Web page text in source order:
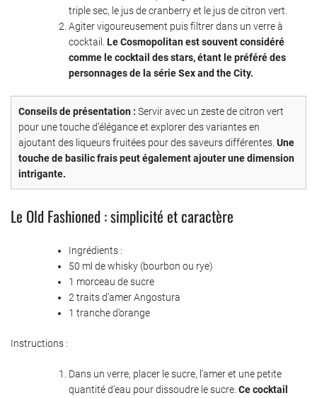
triple sec, le jus de cranberry et le jus de citron vert.
Agiter vigoureusement puis filtrer dans un verre à
cocktail. Le Cosmopolitan est souvent considéré
comme le cocktail des stars, étant le préféré des
personnages de la série Sex and the City.
Conseils de présentation : Servir avec un zeste de citron vert
pour une touche d’élégance et explorer des variantes en
ajoutant des liqueurs fruitées pour des saveurs différentes. Une
touche de basilic frais peut également ajouter une dimension
intrigante.
Le Old Fashioned : simplicité et caractère
Ingrédients :
50 ml de whisky (bourbon ou rye)
1 morceau de sucre
2 traits d’amer Angostura
1 tranche d’orange
Instructions :
Dans un verre, placer le sucre, l’amer et une petite
quantité d’eau pour dissoudre le sucre. Ce cocktail